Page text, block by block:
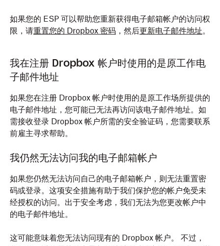
如果您的 ESP 可以帮助您重新获得电子邮箱帐户的访问权
限，请重置您的 Dropbox 密码 ，然后更新电子邮件地址。
我在注册 Dropbox 帐户时使用的是原工作电
子邮件地址
如果您在注册 Dropbox 帐户时使用的是原工作场所提供的
电子邮件地址，您可能已无法再访问该电子邮件地址。如
需接收登录 Dropbox 帐户所需的安全验证码，您需要联系
前雇主寻求帮助。
我仍然无法访问我的电子邮箱帐户
如果您仍然无法访问自己的电子邮箱帐户，则无法重置密
码或登录。这项安全措施有助于我们保护您的帐户免受未
经授权的访问。出于安全考虑，我们无法为您更改帐户中
的电子邮件地址。
这可能意味着您无法访问现有的 Dropbox 帐户。 不过，